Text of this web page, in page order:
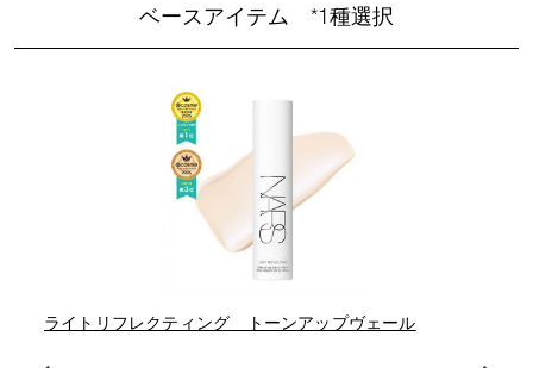
ベースアイテム *1種選択
ライトリフレクティング トーンアップヴェール